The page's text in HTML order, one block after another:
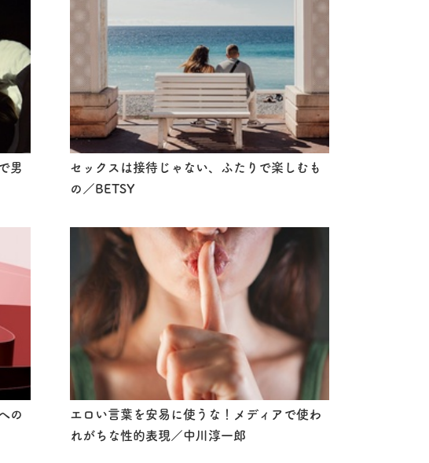
男
セックスは接待じゃない、ふたりで楽しむも
の／BETSY
の
エロい言葉を安易に使うな！メディアで使わ
れがちな性的表現／中川淳一郎